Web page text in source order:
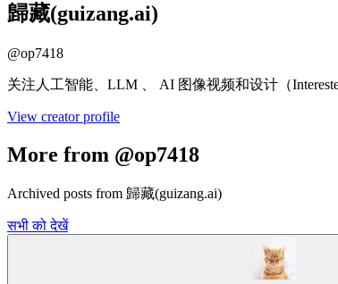
歸藏(guizang.ai)
@op7418
关注人工智能、LLM 、 AI 图像视频和设计（
View creator profile
More from @op7418
Archived posts from 歸藏(guizang.ai)
सभी को देखें